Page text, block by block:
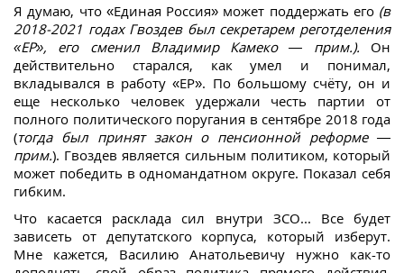
Я думаю, что «Единая Россия» может поддержать его (в
2018-2021 годах Гвоздев был секретарем реготделения
«ЕР», его сменил Владимир Камеко — прим.). Он
действительно старался, как умел и понимал,
вкладывался в работу «ЕР». По большому счёту, он и
еще несколько человек удержали честь партии от
полного политического поругания в сентябре 2018 года
(тогда был принят закон о пенсионной реформе —
прим.). Гвоздев является сильным политиком, который
может победить в одномандатном округе. Показал себя
гибким.
Что касается расклада сил внутри ЗСО... Все будет
зависеть от депутатского корпуса, который изберут.
Мне кажется, Василию Анатольевичу нужно как-то